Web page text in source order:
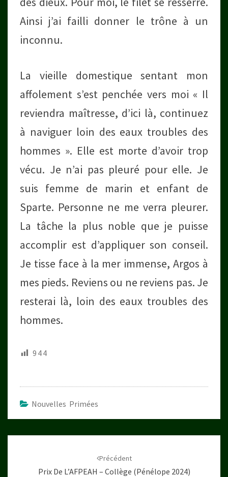
Ainsi j’ai failli donner le trône à un
inconnu.
La vieille domestique sentant mon
affolement s’est penchée vers moi « Il
reviendra maîtresse, d’ici là, continuez
à naviguer loin des eaux troubles des
hommes ». Elle est morte d’avoir trop
vécu. Je n’ai pas pleuré pour elle. Je
suis femme de marin et enfant de
Sparte. Personne ne me verra pleurer.
La tâche la plus noble que je puisse
accomplir est d’appliquer son conseil.
Je tisse face à la mer immense, Argos à
mes pieds. Reviens ou ne reviens pas. Je
resterai là, loin des eaux troubles des
hommes.
944
Nouvelles Primées
Précédent
Prix De L’AFPEAH – Collège (Pénélope 2024)